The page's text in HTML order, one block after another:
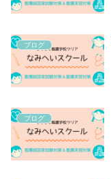
ブログ
ブログ